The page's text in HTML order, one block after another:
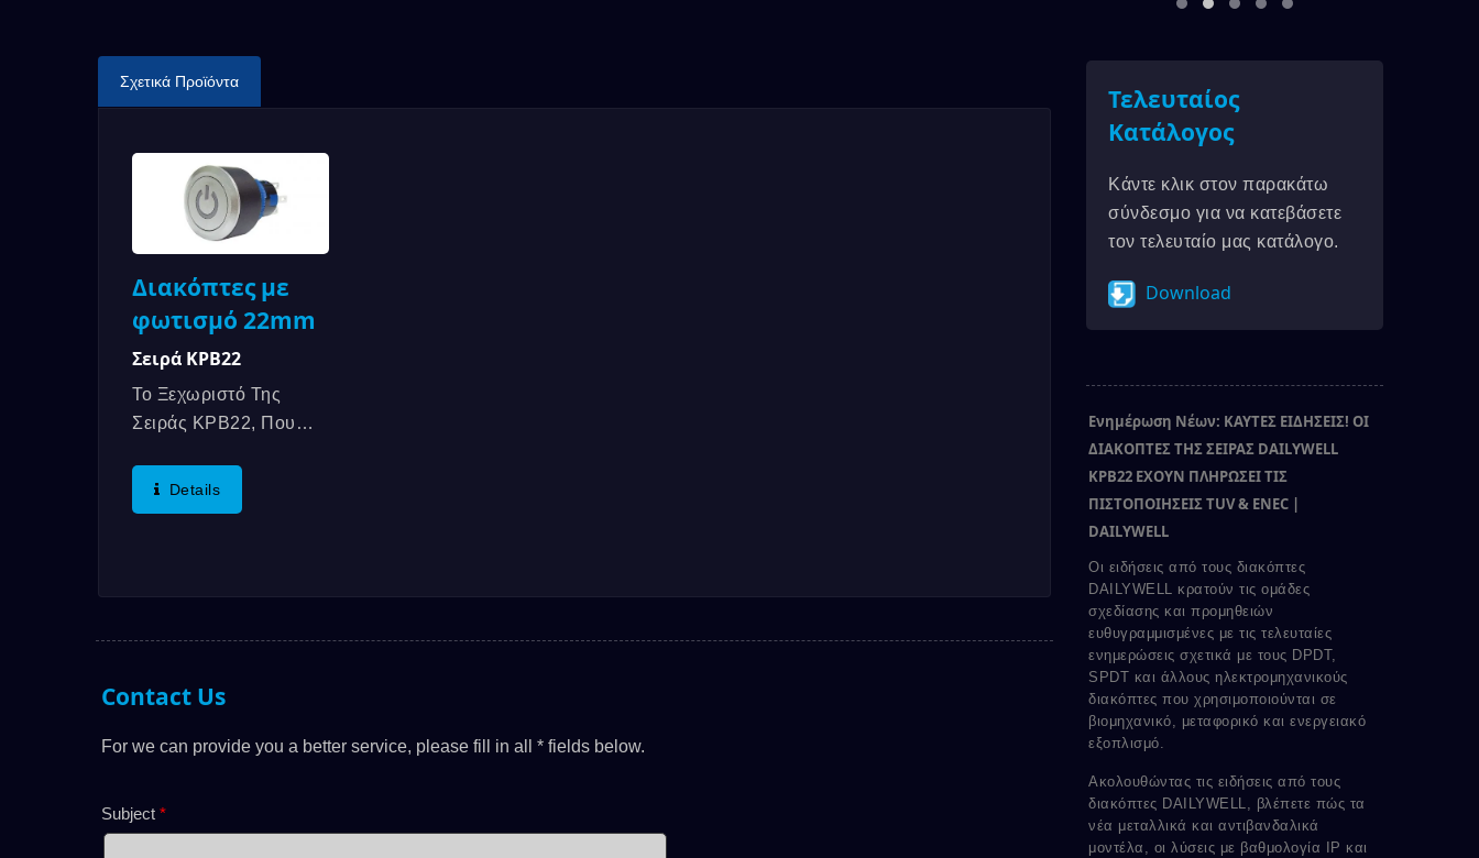
Σχετικά Προϊόντα
Διακόπτες με
φωτισμό 22mm
Σειρά KPB22
Το Ξεχωριστό Της
Σειράς KPB22, Που
Φωτιζόμενα Διακόπτες,
Είναι Η Ελαφρότητα
Details
Τελευταίος
Κατάλογος
Κάντε κλικ στον παρακάτω
σύνδεσμο για να κατεβάσετε
τον τελευταίο μας κατάλογο.
Download
Ενημέρωση Νέων: ΚΑΥΤΕΣ ΕΙΔΗΣΕΙΣ! ΟΙ
ΔΙΑΚΟΠΤΕΣ ΤΗΣ ΣΕΙΡΑΣ DAILYWELL
KPB22 ΕΧΟΥΝ ΠΛΗΡΩΣΕΙ ΤΙΣ
ΠΙΣΤΟΠΟΙΗΣΕΙΣ TUV & ENEC |
DAILYWELL
Οι ειδήσεις από τους διακόπτες
DAILYWELL κρατούν τις ομάδες
σχεδίασης και προμηθειών
ευθυγραμμισμένες με τις τελευταίες
ενημερώσεις σχετικά με τους DPDT,
SPDT και άλλους ηλεκτρομηχανικούς
διακόπτες που χρησιμοποιούνται σε
βιομηχανικό, μεταφορικό και ενεργειακό
εξοπλισμό.
Ακολουθώντας τις ειδήσεις από τους
διακόπτες DAILYWELL, βλέπετε πώς τα
νέα μεταλλικά και αντιβανδαλικά
μοντέλα, οι λύσεις με βαθμολογία IP και